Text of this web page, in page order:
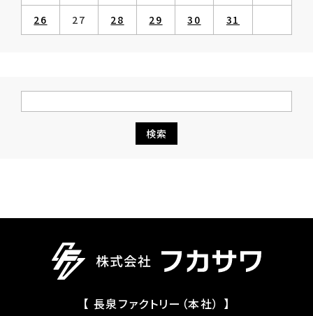
26 27 28 29 30 31
【 長泉ファクトリー（本社） 】